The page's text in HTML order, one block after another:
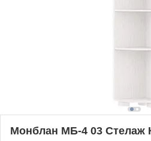
Монблан МБ-4 03 Стелаж